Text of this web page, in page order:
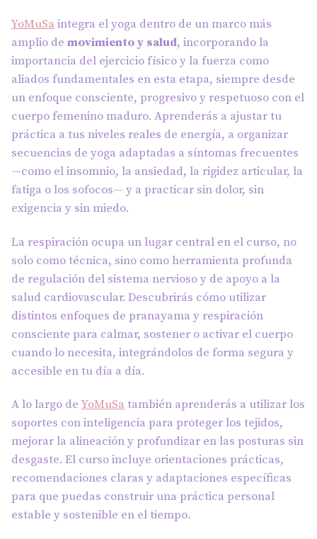
YoMuSaintegra el yoga dentro de un marco más
amplio de movimiento y salud, incorporando la
importancia del ejercicio físico y la fuerza como
aliados fundamentales en esta etapa, siempre desde
un enfoque consciente, progresivo y respetuoso con el
cuerpo femenino maduro. Aprenderás a ajustar tu
práctica a tus niveles reales de energía, a organizar
secuencias de yoga adaptadas a síntomas frecuentes
—como el insomnio, la ansiedad, la rigidez articular, la
fatiga o los sofocos— y a practicar sin dolor, sin
exigencia y sin miedo.
La respiración ocupa un lugar central en el curso, no
solo como técnica, sino como herramienta profunda
de regulación del sistema nervioso y de apoyo a la
salud cardiovascular. Descubrirás cómo utilizar
distintos enfoques de pranayama y respiración
consciente para calmar, sostener o activar el cuerpo
cuando lo necesita, integrándolos de forma segura y
accesible en tu día a día.
A lo largo de YoMuSa también aprenderás a utilizar los
soportes con inteligencia para proteger los tejidos,
mejorar la alineación y profundizar en las posturas sin
desgaste. El curso incluye orientaciones prácticas,
recomendaciones claras y adaptaciones específicas
para que puedas construir una práctica personal
estable y sostenible en el tiempo.